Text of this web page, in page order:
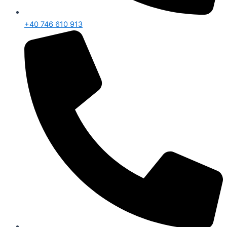
+40 746 610 913